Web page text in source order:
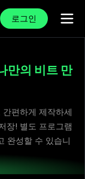
로그인
만의 비트 만
편하게 제작하세
장! 별도 프로그램
완성할 수 있습니